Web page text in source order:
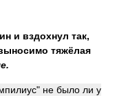
и вздохнул так,
тяжёлая
не было ли у